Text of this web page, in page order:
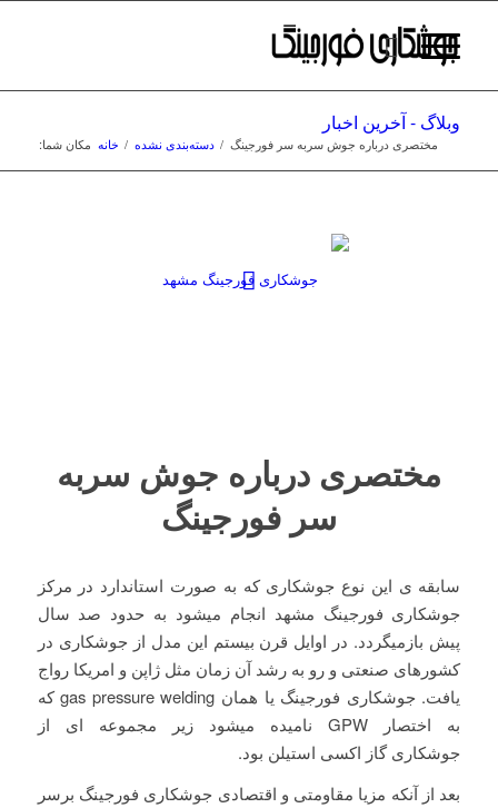
وبلاگ - آخرین اخبار
مکان شما: خانه / دسته‌بندی نشده / مختصری درباره جوش سربه سر فورجینگ
مختصری درباره جوش سربه
سر فورجینگ
سابقه ی این نوع جوشکاری که به صورت استاندارد در مرکز
جوشکاری فورجینگ مشهد انجام میشود به حدود صد سال
پیش بازمیگردد. در اوایل قرن بیستم این مدل از جوشکاری در
کشورهای صنعتی و رو به رشد آن زمان مثل ژاپن و امریکا رواج
یافت. جوشکاری فورجینگ یا همان gas pressure welding که
به اختصار GPW نامیده میشود زیر مجموعه ای از
جوشکاری گاز اکسی استیلن بود.
بعد از آنکه مزیا مقاومتی و اقتصادی جوشکاری فورجینگ برسر